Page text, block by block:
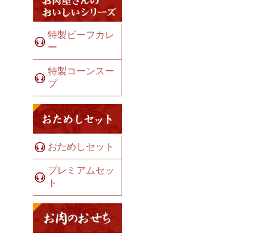
特製ビーフカレ
ー
特製コーンスー
プ
おためしセット
プレミアムセッ
ト